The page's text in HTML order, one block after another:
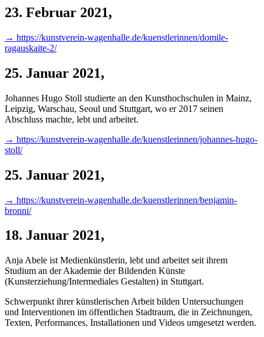
23. Februar 2021,
→ https://kunstverein-wagenhalle.de/kuenstlerinnen/domile-
ragauskaite-2/
25. Januar 2021,
Johannes Hugo Stoll studierte an den Kunsthochschulen in Mainz,
Leipzig, Warschau, Seoul und Stuttgart, wo er 2017 seinen
Abschluss machte, lebt und arbeitet.
→ https://kunstverein-wagenhalle.de/kuenstlerinnen/johannes-hugo-
stoll/
25. Januar 2021,
→ https://kunstverein-wagenhalle.de/kuenstlerinnen/benjamin-
bronni/
18. Januar 2021,
Anja Abele ist Medienkünstlerin, lebt und arbeitet seit ihrem
Studium an der Akademie der Bildenden Künste
(Kunsterziehung/Intermediales Gestalten) in Stuttgart.
Schwerpunkt ihrer künstlerischen Arbeit bilden Untersuchungen
und Interventionen im öffentlichen Stadtraum, die in Zeichnungen,
Texten, Performances, Installationen und Videos umgesetzt werden.